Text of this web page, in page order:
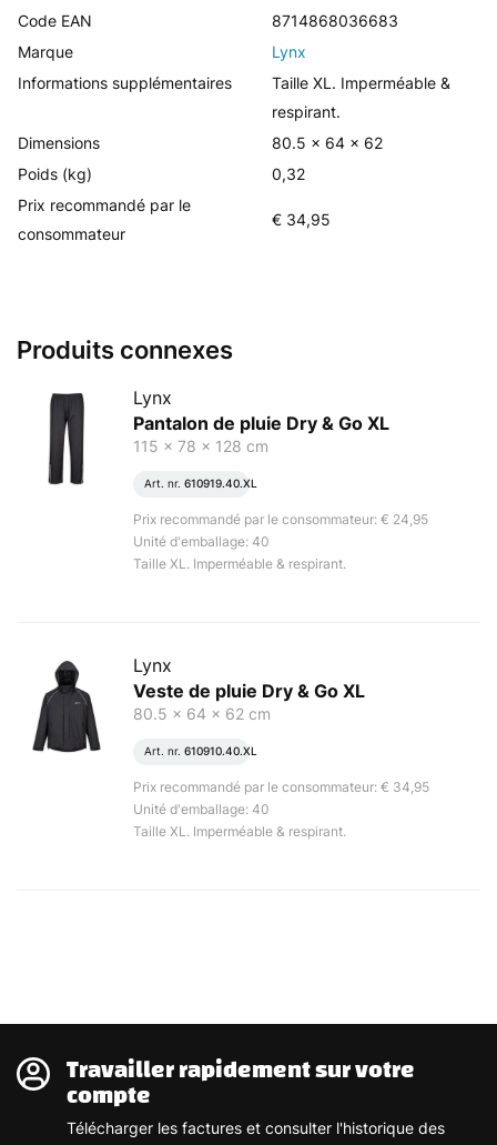
Code EAN
8714868036683
Marque
Lynx
Informations supplémentaires
Taille XL. Imperméable &
respirant.
Dimensions
80.5 x 64 x 62
Poids (kg)
0,32
Prix recommandé par le
consommateur
€ 34,95
Produits connexes
Lynx
Pantalon de pluie Dry & Go XL
115 x 78 x 128 cm
Art. nr. 610919.40.XL
Prix recommandé par le consommateur: € 24,95
Unité d'emballage: 40
Taille XL. Imperméable & respirant.
Lynx
Veste de pluie Dry & Go XL
80.5 x 64 x 62 cm
Art. nr. 610910.40.XL
Prix recommandé par le consommateur: € 34,95
Unité d'emballage: 40
Taille XL. Imperméable & respirant.
Travailler rapidement sur votre
compte
Télécharger les factures et consulter l'historique des